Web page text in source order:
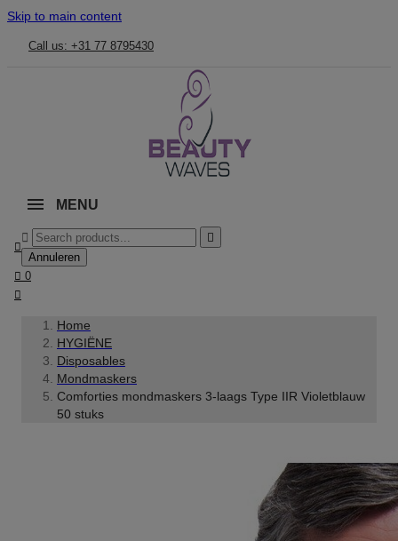
Skip to main content
Call us: +31 77 8795430
MENU



Annuleren
 0

Home
HYGIËNE
Disposables
Mondmaskers
Comforties mondmaskers 3-laags Type IIR Violetblauw
50 stuks